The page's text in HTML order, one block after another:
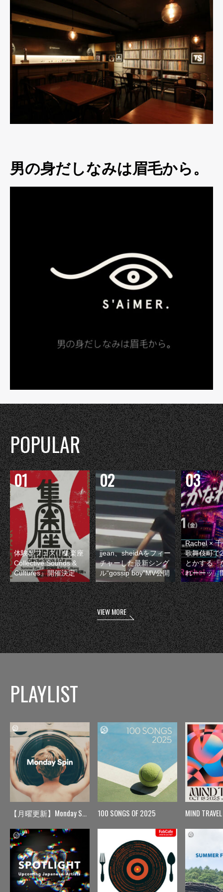
男の身だしなみは眉毛から。
POPULAR
体験型フェス『集楽座
Collective Sounds &
Cultures』開催決定
jjean、sheidAをフィー
チャーした最新シング
ル“gossip boy”MV公開
Rachel ×
歌舞伎町で
とかする『
れーーッ』
VIEW MORE
PLAYLIST
【月曜更新】Monday Spin 100 SONGS OF 2025 MIND TRAVEL